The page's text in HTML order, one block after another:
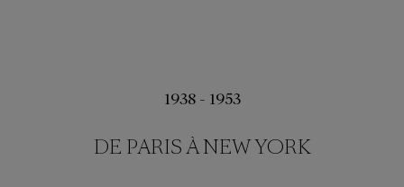
1938 - 1953
DE PARIS À NEW YORK